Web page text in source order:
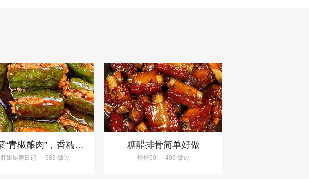
下饭菜“青椒酿肉”，香糯多汁鲜嫩下饭
胖姐厨房日记 383 做过
糖醋排骨简单好做
煊煊60 409 做过